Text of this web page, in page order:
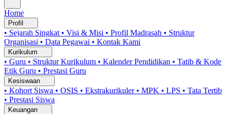
Home
Profil
• Sejarah Singkat • Visi & Misi • Profil Madrasah • Struktur
Organisasi • Data Pegawai • Kontak Kami
Kurikulum
• Guru • Struktur Kurikulum • Kalender Pendidikan • Tatib & Kode
Etik Guru • Prestasi Guru
Kesiswaan
• Kohort Siswa • OSIS • Ekstrakurikuler • MPK • LPS • Tata Tertib
• Prestasi Siswa
Keuangan